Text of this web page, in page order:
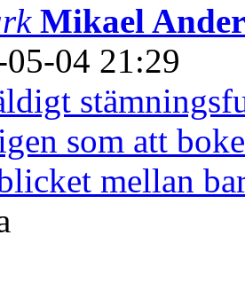
Mikael
04 21:29
som att
mellan